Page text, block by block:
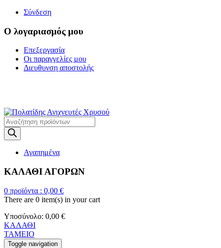
Σύνδεση
Ο λογαριασμός μου
Επεξεργασία
Οι παραγγελίες μου
Διευθυνση αποστολής
Products
search
Αγαπημένα
ΚΑΛΑΘΙ ΑΓΟΡΩΝ
0 προϊόντα : 0,00 €
There are 0 item(s) in your cart
Υποσύνολο: 0,00 €
ΚΑΛΑΘΙ
ΤΑΜΕΙΟ
Toggle navigation